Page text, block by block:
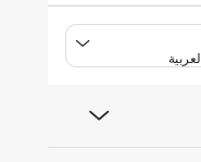
العربية